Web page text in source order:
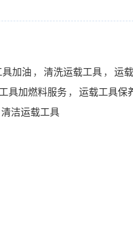
加油 ， 清洗运载工具 ，
运
具加燃料服务 ，
运载工具保
清洁运载工具